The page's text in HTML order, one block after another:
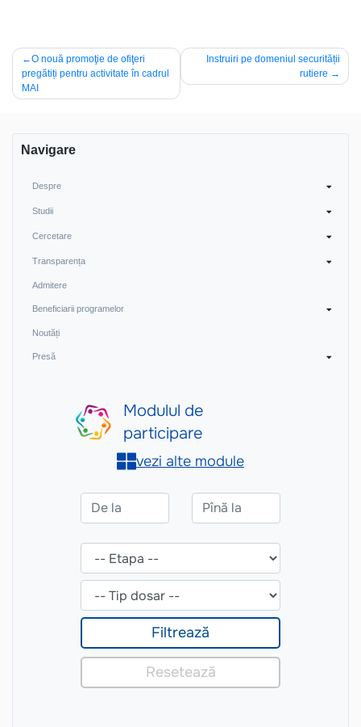
Navigare
în
articole
O nouă promoţie de ofiţeri
pregătiți pentru activitate în cadrul
MAI
Instruiri pe domeniul securității
rutiere
Navigare
Despre
Studii
Cercetare
Transparența
Admitere
Beneficiarii programelor
Noutăți
Presă